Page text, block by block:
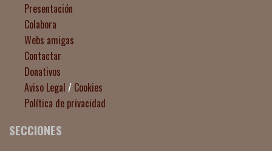
Presentación
Colabora
Webs amigas
Contactar
Donativos
Aviso Legal / Cookies
Política de privacidad
SECCIONES